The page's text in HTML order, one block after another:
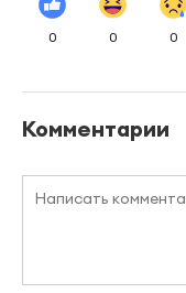
0 0 0
Комментарии